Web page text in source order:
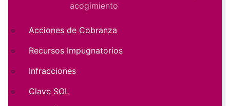
acogimiento
Acciones de Cobranza
Recursos Impugnatorios
Infracciones
Clave SOL